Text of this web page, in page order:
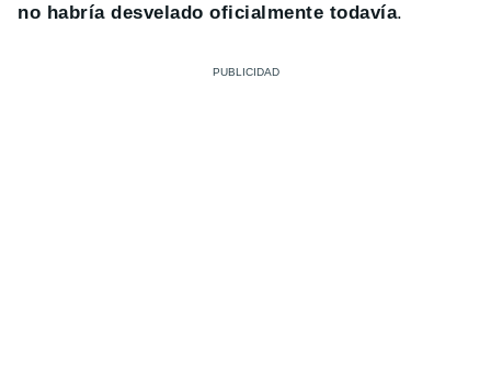
no habría desvelado oficialmente todavía.